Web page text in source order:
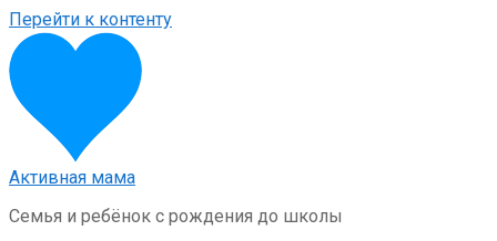
Перейти к контенту
Активная мама
Семья и ребёнок с рождения до школы